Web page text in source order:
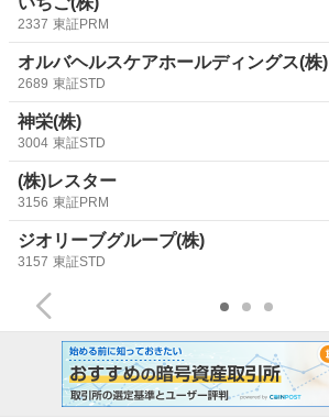
2337 東証PRM
オルバヘルスケアホールディングス(株)
2689 東証STD
神栄(株)
3004 東証STD
(株)レスター
3156 東証PRM
ジオリーブグループ(株)
3157 東証STD